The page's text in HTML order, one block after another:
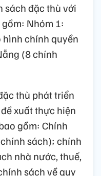
sách đặc thù với
Nhóm 1:
hình chính quyền
(8 chính
thù phát triển
xuất thực hiện
gồm: Chính
sách); chính
nhà nước, thuế,
sách về quy